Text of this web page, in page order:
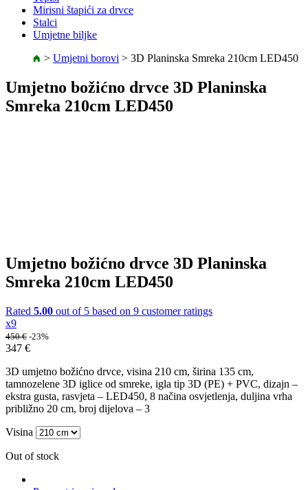
Mirisni štapići za drvce
Stalci
Umjetne biljke
> Umjetni borovi > 3D Planinska Smreka 210cm LED450
Umjetno božićno drvce 3D Planinska
Smreka 210cm LED450
Umjetno božićno drvce 3D Planinska
Smreka 210cm LED450
Rated 5.00 out of 5 based on 9 customer ratings
x9
450€ -23%
347 €
3D umjetno božićno drvce, visina 210 cm, širina 135 cm,
tamnozelene 3D iglice od smreke, igla tip 3D (PE) + PVC, dizajn –
ekstra gusta, rasvjeta – LED450, 8 načina osvjetlenja, duljina vrha
približno 20 cm, broj dijelova – 3
Visina
Out of stock